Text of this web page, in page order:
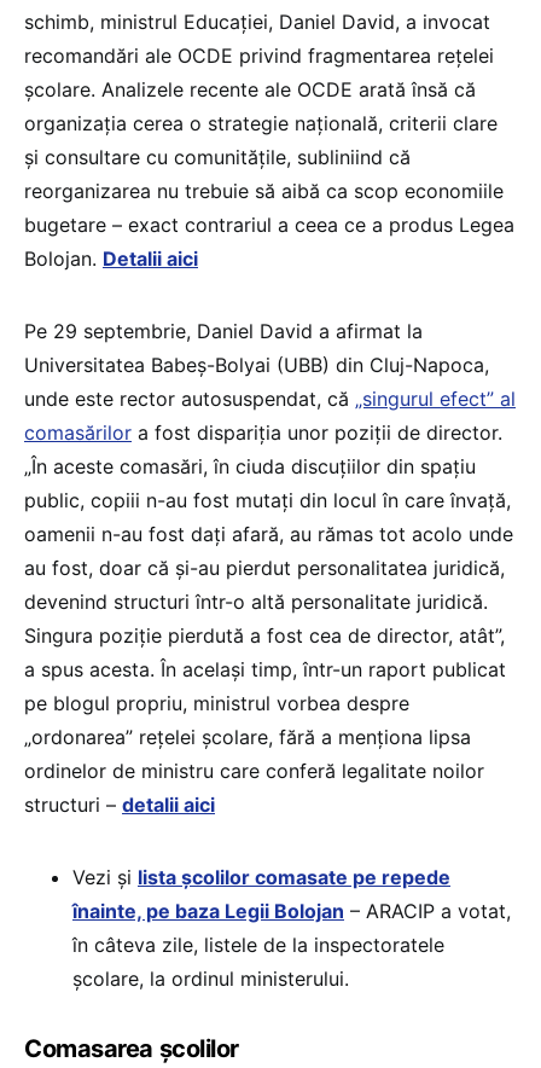
schimb, ministrul Educației, Daniel David, a invocat
recomandări ale OCDE privind fragmentarea rețelei
școlare. Analizele recente ale OCDE arată însă că
organizația cerea o strategie națională, criterii clare
și consultare cu comunitățile, subliniind că
reorganizarea nu trebuie să aibă ca scop economiile
bugetare – exact contrariul a ceea ce a produs Legea
Bolojan. Detalii aici
Pe 29 septembrie, Daniel David a afirmat la
Universitatea Babeș-Bolyai (UBB) din Cluj-Napoca,
unde este rector autosuspendat, că „singurul efect” al
comasărilor a fost dispariția unor poziții de director.
„În aceste comasări, în ciuda discuțiilor din spațiu
public, copiii n-au fost mutați din locul în care învață,
oamenii n-au fost dați afară, au rămas tot acolo unde
au fost, doar că și-au pierdut personalitatea juridică,
devenind structuri într-o altă personalitate juridică.
Singura poziție pierdută a fost cea de director, atât”,
a spus acesta. În același timp, într-un raport publicat
pe blogul propriu, ministrul vorbea despre
„ordonarea” rețelei școlare, fără a menționa lipsa
ordinelor de ministru care conferă legalitate noilor
structuri – detalii aici
Vezi și lista școlilor comasate pe repede
înainte, pe baza Legii Bolojan – ARACIP a votat,
în câteva zile, listele de la inspectoratele
școlare, la ordinul ministerului.
Comasarea școlilor